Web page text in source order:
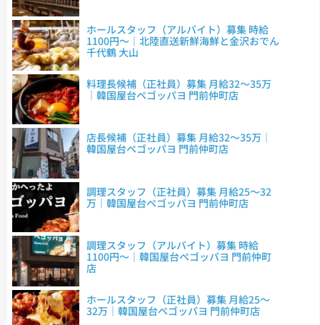
ホールスタッフ（アルバイト）募集 時給
1100円～｜北陸直送新鮮海鮮と金沢おでん
千代鶴 大山
料理長候補（正社員）募集 月給32～35万
｜韓国屋台ペゴッパヨ 門前仲町店
店長候補（正社員）募集 月給32～35万｜
韓国屋台ペゴッパヨ 門前仲町店
調理スタッフ（正社員）募集 月給25～32
万｜韓国屋台ペゴッパヨ 門前仲町店
調理スタッフ（アルバイト）募集 時給
1100円～｜韓国屋台ペゴッパヨ 門前仲町
店
ホールスタッフ（正社員）募集 月給25～
32万｜韓国屋台ペゴッパヨ 門前仲町店